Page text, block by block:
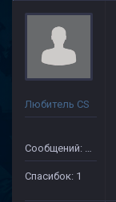
Любитель CS
Сообщений: 110
Спасибок: 1